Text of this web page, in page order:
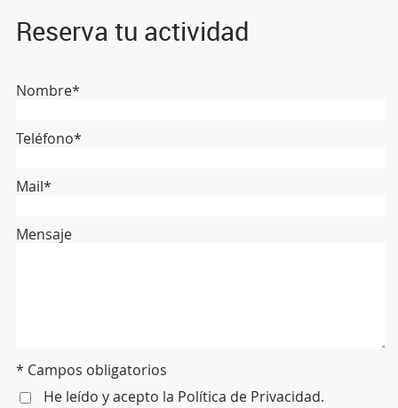
Reserva tu actividad
Nombre*
Teléfono*
Mail*
Mensaje
* Campos obligatorios
He leído y acepto la Política de Privacidad.